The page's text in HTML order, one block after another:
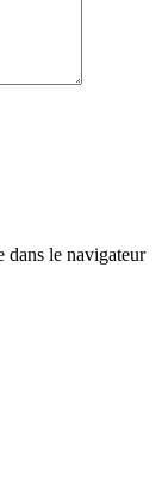
dans le navigateur